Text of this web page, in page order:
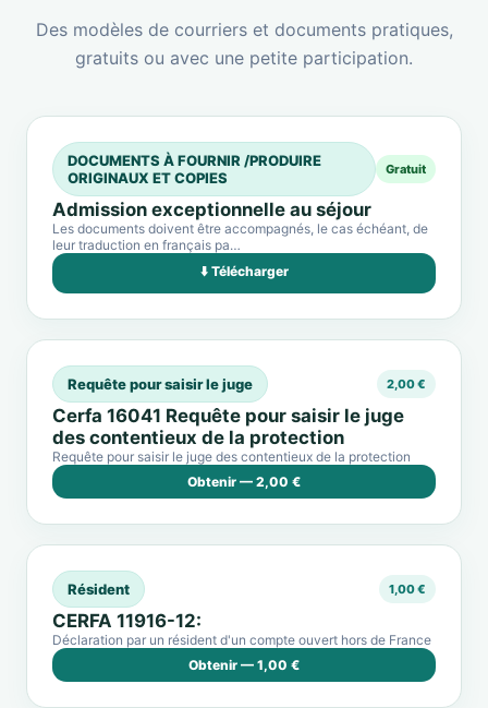
Des modèles de courriers et documents pratiques,
gratuits ou avec une petite participation.
DOCUMENTS À FOURNIR /PRODUIRE
ORIGINAUX ET COPIES
Gratuit
Admission exceptionnelle au séjour
Les documents doivent être accompagnés, le cas échéant, de
leur traduction en français pa…
⬇️ Télécharger
Requête pour saisir le juge 2,00 €
Cerfa 16041 Requête pour saisir le juge
des contentieux de la protection
Requête pour saisir le juge des contentieux de la protection
Obtenir — 2,00 €
Résident 1,00 €
CERFA 11916-12:
Déclaration par un résident d'un compte ouvert hors de France
Obtenir — 1,00 €